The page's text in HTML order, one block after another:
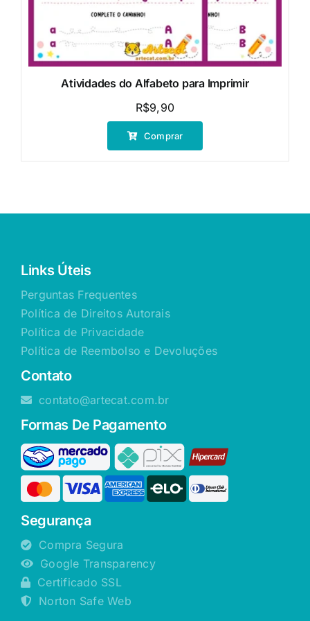
Atividades do Alfabeto para Imprimir
R$9,90
Comprar
Links Úteis
Perguntas Frequentes
Política de Direitos Autorais
Política de Privacidade
Política de Reembolso e Devoluções
Contato
contato@artecat.com.br
Formas De Pagamento
Segurança
Compra Segura
Google Transparency
Certificado SSL
Norton Safe Web